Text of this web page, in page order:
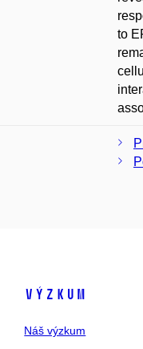
to
Výzkum
Náš výzkum